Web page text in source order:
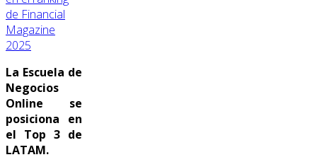
de Financial
Magazine
2025
La Escuela de
Negocios
Online se
posiciona en
el Top 3 de
LATAM.